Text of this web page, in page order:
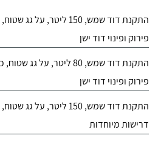
התקנת דוד שמש, 150 ליטר, על גג
פירוק ופינוי דוד ישן
התקנת דוד שמש, 80 ליטר, על גג
פירוק ופינוי דוד ישן
התקנת דוד שמש, 150 ליטר, על גג
דרישות מיוחדות